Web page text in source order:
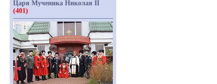
Царя Мученика Николая II
(401)